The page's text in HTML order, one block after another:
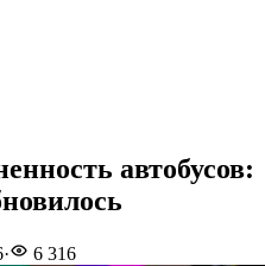
автобусов:
· 6 316